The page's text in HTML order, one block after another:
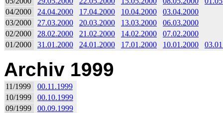
04/2000
24.04.2000 17.04.2000 10.04.2000
03.04.2000
03/2000
27.03.2000 20.03.2000 13.03.2000
06.03.2000
02/2000
28.02.2000 21.02.2000 14.02.2000
07.02.2000
01/2000
31.01.2000 24.01.2000 17.01.2000 10.01.2000
Archiv 1999
11/1999
00.11.1999
10/1999
00.10.1999
09/1999
00.09.1999